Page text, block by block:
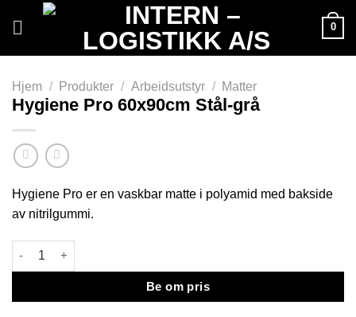
0
Hjem / Produkter / Arbeidsutstyr / Matter
Hygiene Pro 60x90cm Stål-grå
Hygiene Pro er en vaskbar matte i polyamid med bakside
av nitrilgummi.
Hygiene Pro 60x90cm Stål-grå antall
Be om pris